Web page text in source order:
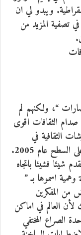
ويبدو لي ان
اكثر قوة في تصفية المزيد من
“، ولكنهم لم
صدام الثقافات اقوى
الثقافية في
مجتمعات غربية عديدة بدأت نتائجها تطفو على السطح عام 2005.
شيئا فشيئا باتجاه
وهمية اسموها بـ ”
المفكرين
لأن العالم في اماكن
الصراع المختفي